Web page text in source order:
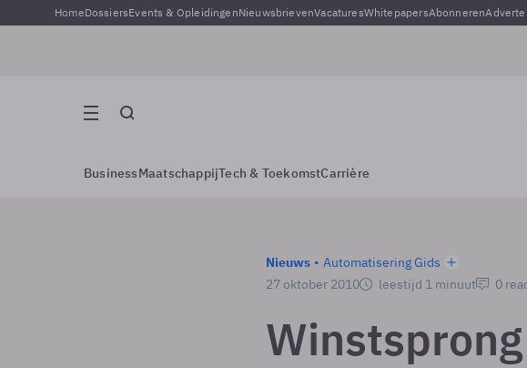
HomeDossiersEvents & OpleidingenNieuwsbrievenVacaturesWhitepapersAbonneren
BusinessMaatschappijTech & ToekomstCarrière
Nieuws
Automatisering Gids
27 oktober 2010
leestijd 1 minuut 0